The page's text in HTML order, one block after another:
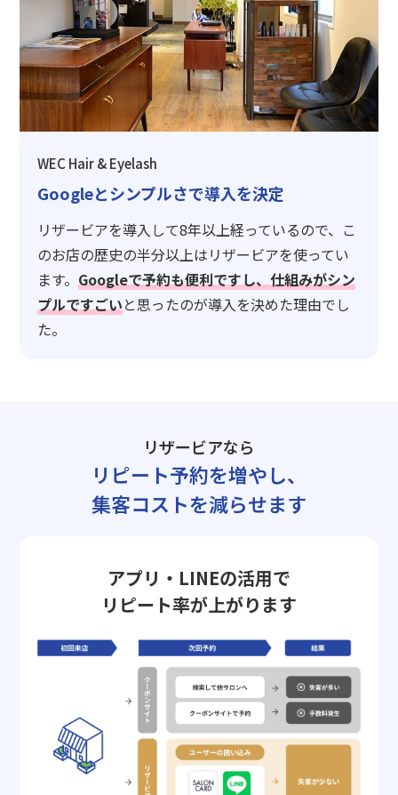
WEC Hair & Eyelash
Googleとシンプルさで導入を決定
リザービアを導入して8年以上経っているので、こ
のお店の歴史の半分以上はリザービアを使ってい
ます。Googleで予約も便利ですし、仕組みがシン
プルですごいと思ったのが導入を決めた理由でし
た。
リザービアなら
リピート予約を増やし、
集客コストを減らせます
アプリ・LINEの活用で
リピート率が上がります